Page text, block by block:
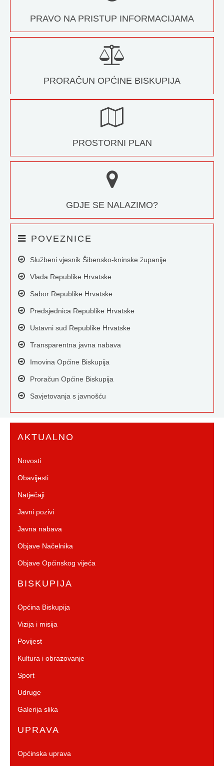
PRAVO NA PRISTUP INFORMACIJAMA
PRORAČUN OPĆINE BISKUPIJA
PROSTORNI PLAN
GDJE SE NALAZIMO?
POVEZNICE
Službeni vjesnik Šibensko-kninske županije
Vlada Republike Hrvatske
Sabor Republike Hrvatske
Predsjednica Republike Hrvatske
Ustavni sud Republike Hrvatske
Transparentna javna nabava
Imovina Općine Biskupija
Proračun Općine Biskupija
Savjetovanja s javnošću
AKTUALNO
Novosti
Obavijesti
Natječaji
Javni pozivi
Javna nabava
Objave Načelnika
Objave Općinskog vijeća
BISKUPIJA
Općina Biskupija
Vizija i misija
Povijest
Kultura i obrazovanje
Sport
Udruge
Galerija slika
UPRAVA
Općinska uprava